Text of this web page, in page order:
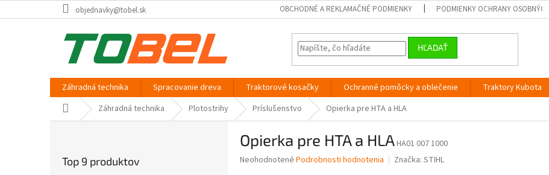
na
objednavky@tobel.sk OBCHODNÉ A REKLAMAČNÉ PODMIENKY PODMIENKY OCHRANY OSOBNÝCH
HĽADAŤ
Záhradná technika Spracovanie dreva Traktorové kosačky Ochranné pomôcky a oblečenie Traktory Kubota
Domov Záhradná technika Plotostrihy Príslušenstvo Opierka pre HTA a HLA
Top 9 produktov
Opierka pre HTA a HLAHA01 007 1000
Priemerné
Neohodnotené Podrobnosti hodnotenia Značka: STIHL